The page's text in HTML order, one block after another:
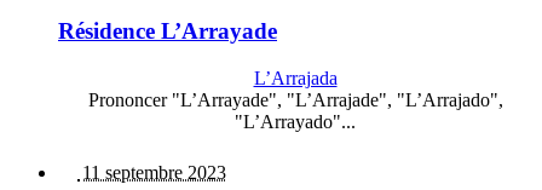
Résidence L’Arrayade
L’Arrajada
Prononcer "L’Arrayade", "L’Arrajade", "L’Arrajado",
"L’Arrayado"...
11 septembre 2023